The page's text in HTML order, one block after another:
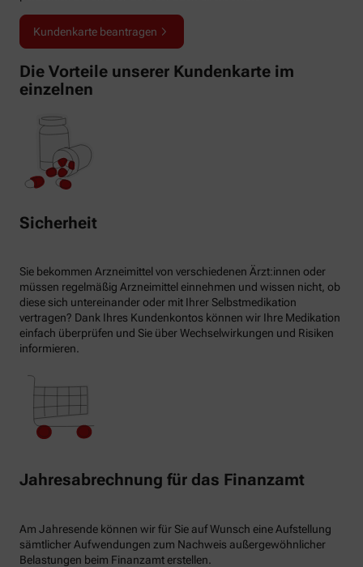
Kundenkarte beantragen
Die Vorteile unserer Kundenkarte im
einzelnen
Sicherheit
Sie bekommen Arzneimittel von verschiedenen Ärzt:innen oder
müssen regelmäßig Arzneimittel einnehmen und wissen nicht, ob
diese sich untereinander oder mit Ihrer Selbstmedikation
vertragen? Dank Ihres Kundenkontos können wir Ihre Medikation
einfach überprüfen und Sie über Wechselwirkungen und Risiken
informieren.
Jahresabrechnung für das Finanzamt
Am Jahresende können wir für Sie auf Wunsch eine Aufstellung
sämtlicher Aufwendungen zum Nachweis außergewöhnlicher
Belastungen beim Finanzamt erstellen.